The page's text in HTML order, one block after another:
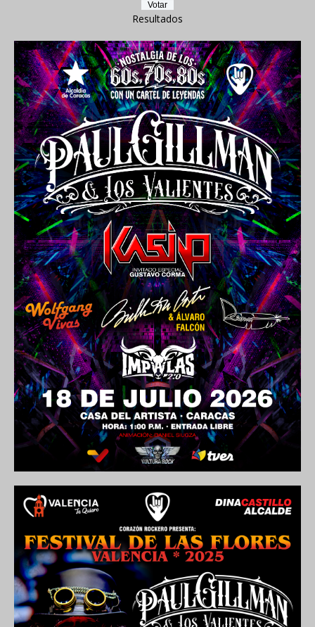
Resultados